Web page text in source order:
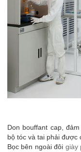
Don bouffant cap,
bộ tóc và tai phải được
Bọc bên ngoài đôi giày